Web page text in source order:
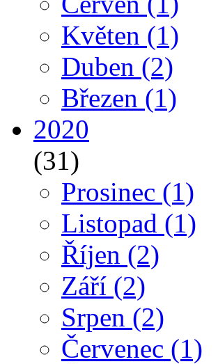
Květen (1)
Duben (2)
Březen (1)
2020
(31)
Prosinec (1)
Listopad (1)
Říjen (2)
Září (2)
Srpen (2)
Červenec (1)